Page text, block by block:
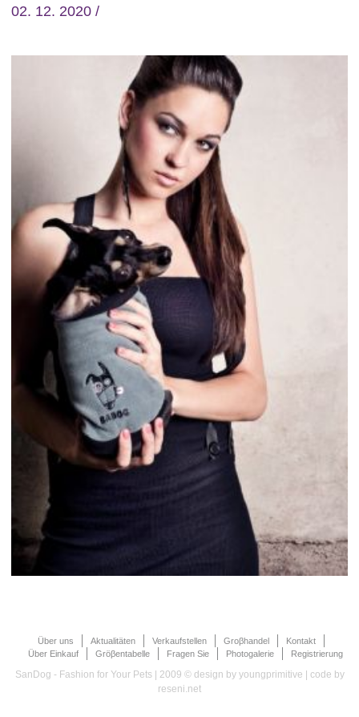
02. 12. 2020 /
Über uns Aktualitäten Verkaufstellen Groβhandel
Kontakt
Über Einkauf
Gröβentabelle Fragen Sie Photogalerie Registrierung
SanDog - Fashion for Your Pets | 2009 © design by youngprimitive | code by
reseni.net